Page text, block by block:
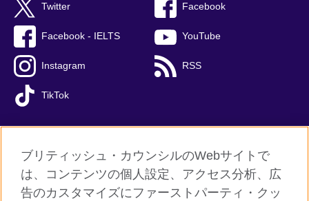
Twitter Facebook
Facebook - IELTS YouTube
Instagram RSS
TikTok
ご利用に際して
ブリティッシュ・カウンシルのWebサイトで
は、コンテンツの個人設定、アクセス分析、広
告のカスタマイズにファーストパーティ・クッ